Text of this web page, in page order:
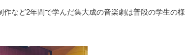
作など2年間で学んだ集大成の音楽劇は普段の学生の様